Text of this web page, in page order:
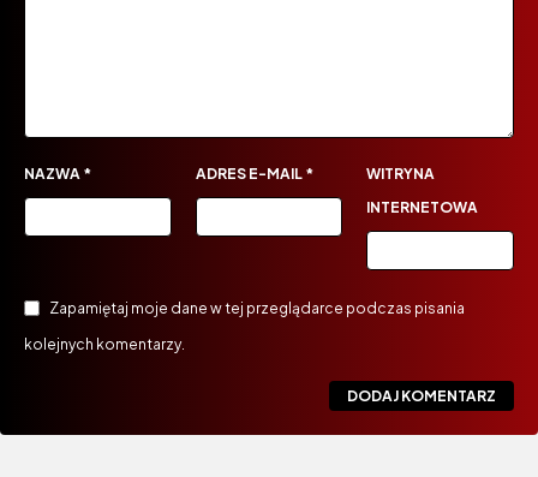
NAZWA * ADRES E-MAIL *
WITRYNA
INTERNETOWA
Zapamiętaj moje dane w tej przeglądarce podczas pisania
kolejnych komentarzy.